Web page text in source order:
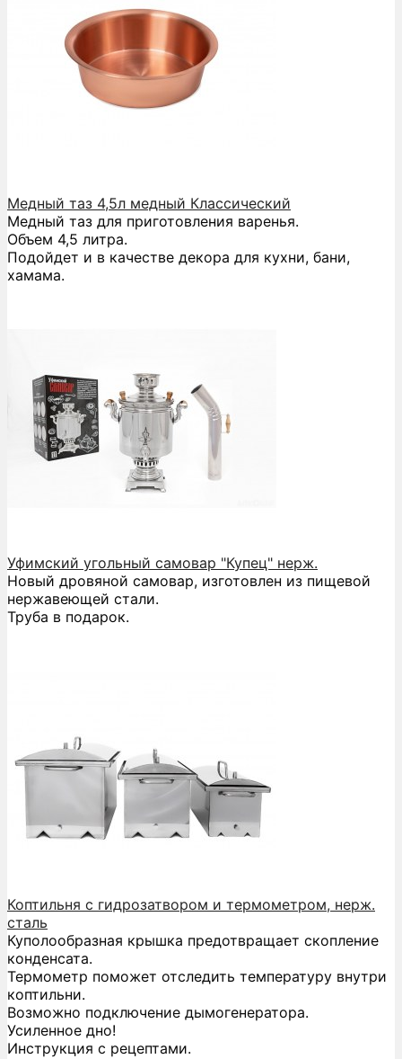
Медный таз 4,5л медный Классический
Медный таз для приготовления варенья.
Объем 4,5 литра.
Подойдет и в качестве декора для кухни, бани,
хамама.
Уфимский угольный самовар "Купец" нерж.
Новый дровяной самовар, изготовлен из пищевой
нержавеющей стали.
Труба в подарок.
Коптильня с гидрозатвором и термометром, нерж.
сталь
Куполообразная крышка предотвращает скопление
конденсата.
Термометр поможет отследить температуру внутри
коптильни.
Возможно подключение дымогенератора.
Усиленное дно!
Инструкция с рецептами.